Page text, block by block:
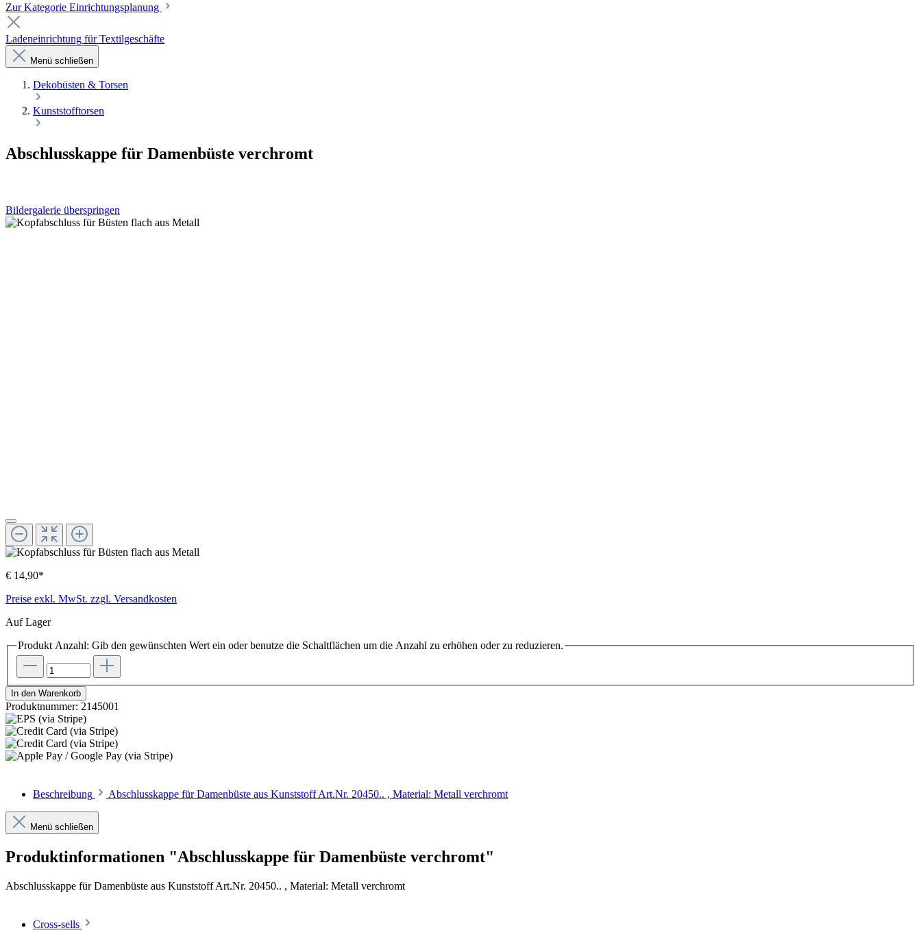
Zur Kategorie Einrichtungsplanung
Ladeneinrichtung für Textilgeschäfte
Menü schließen
Dekobüsten & Torsen
Kunststofftorsen
Abschlusskappe für Damenbüste verchromt
Bildergalerie überspringen
€ 14,90*
Preise exkl. MwSt. zzgl. Versandkosten
Auf Lager
Produkt Anzahl: Gib den gewünschten Wert ein oder benutze die Schaltflächen um die Anzahl zu erhöhen oder zu reduzieren.
In den Warenkorb
Produktnummer: 2145001
Beschreibung Abschlusskappe für Damenbüste aus Kunststoff Art.Nr. 20450.. , Material: Metall verchromt
Menü schließen
Produktinformationen "Abschlusskappe für Damenbüste verchromt"
Abschlusskappe für Damenbüste aus Kunststoff Art.Nr. 20450.. , Material: Metall verchromt
Cross-sells